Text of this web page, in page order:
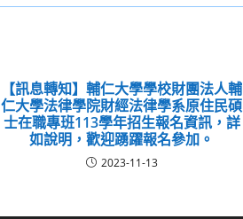
【訊息轉知】輔仁大學學校財團法人輔
仁大學法律學院財經法律學系原住民碩
士在職專班113學年招生報名資訊，詳
如說明，歡迎踴躍報名參加。
2023-11-13